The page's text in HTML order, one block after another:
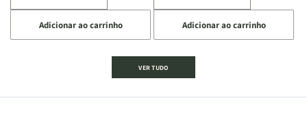
a
quantidade
de
Cartas
a
quantidade
de
Jogo
Cartas
Adicionar ao carrinho
a
quantidade
de
Jogo
|
a
quantidade
de
|
Adicionar ao carrinho
VER TUDO